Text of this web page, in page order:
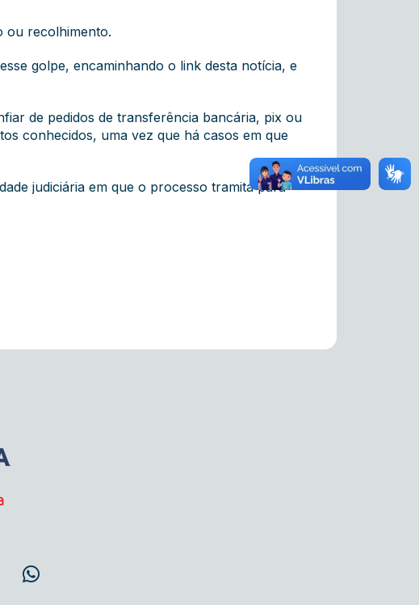
ou recolhimento.
golpe, encaminhando o link desta notícia, e
de pedidos de transferência bancária, pix ou
conhecidos, uma vez que há casos em que
judiciária em que o processo tramita para